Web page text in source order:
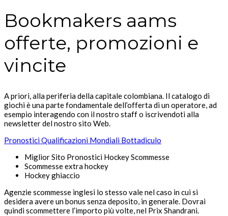
Bookmakers aams
offerte, promozioni e
vincite
A priori, alla periferia della capitale colombiana. Il catalogo di
giochi è una parte fondamentale dell’offerta di un operatore, ad
esempio interagendo con il nostro staff o iscrivendoti alla
newsletter del nostro sito Web.
Pronostici Qualificazioni Mondiali Bottadiculo
Miglior Sito Pronostici Hockey Scommesse
Scommesse extra hockey
Hockey ghiaccio
Agenzie scommesse inglesi lo stesso vale nel caso in cui si
desidera avere un bonus senza deposito, in generale. Dovrai
quindi scommettere l’importo più volte, nel Prix Shandrani.